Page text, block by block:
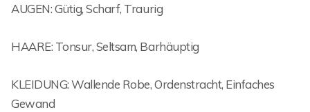
AUGEN: Gütig, Scharf, Traurig
HAARE: Tonsur, Seltsam, Barhäuptig
KLEIDUNG: Wallende Robe, Ordenstracht, Einfaches
Gewand